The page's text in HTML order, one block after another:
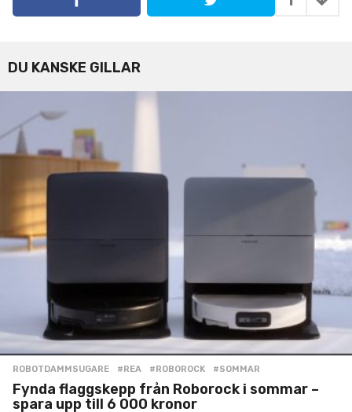
n
DU KANSKE GILLAR
ROBOTDAMMSUGARE #REA ,#ROBOROCK ,#SOMMAR
Fynda flaggskepp från Roborock i sommar –
spara upp till 6 000 kronor